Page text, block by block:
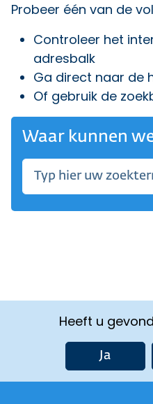
Probeer één van de
Controleer het
adresbalk
Ga direct naar de
Of gebruik de
Waar kunnen
Heeft u
Ja